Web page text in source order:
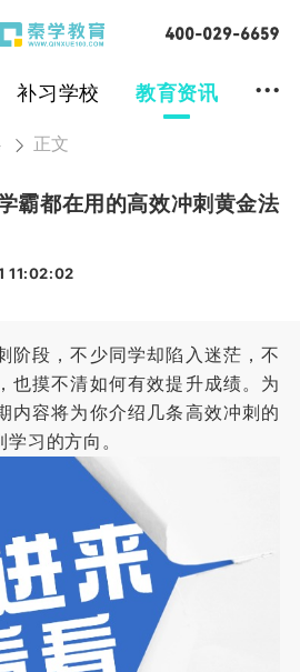
补习学校 教育资讯 ...
正文
霸都在用的高效冲刺黄金法
11:02:02
段，不少同学却陷入迷茫，不
也摸不清如何有效提升成绩。为
内容将为你介绍几条高效冲刺的
习的方向。